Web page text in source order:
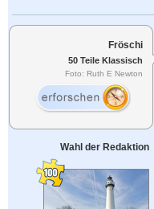
Fröschi
50 Teile Klassisch
Foto: Ruth E Newton
Wahl der Redaktion